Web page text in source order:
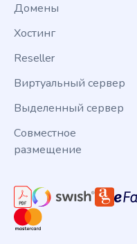
Домены
Хостинг
Reseller
Виртуальный сервер
Выделенный сервер
Совместное
размещение